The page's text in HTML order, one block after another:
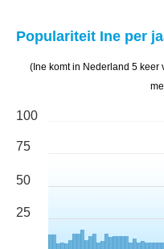
Populariteit Ine per
(Ine komt in Nederland 5 keer
100
75
50
25